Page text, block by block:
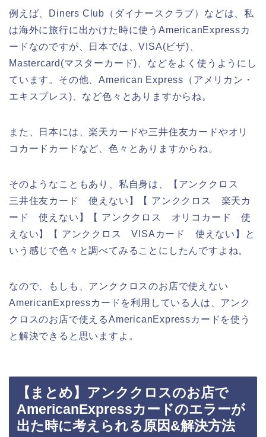
例えば、Diners Club（ダイナースクラブ）などは、私
は海外に旅行に出かけた時に使うAmericanExpressカ
ードなのですが、日本では、VISA(ビザ)、
Mastercard(マスターカード)、などをよく使うようにし
ています。その他、American Express（アメリカン・
エキスプレス)、など色々とありますからね。
また、日本には、楽天カードや三井住友カードやオリ
コカードカードなど、色々とありますからね。
そのようなこともあり、私自身は、【アンククロス
三井住友カード 使えない】【 アンククロス 楽天カ
ード 使えない】【 アンククロス オリコカード 使
えない】【 アンククロス VISAカード 使えない】と
いう感じで色々と調べてみることにしたんですよね。
なので、もしも、アンククロスのお店で使えない
AmericanExpressカードを利用している人は、アンク
クロスのお店で使えるAmericanExpressカードを使う
と解決できると思いますよ。
【まとめ】アンククロスのお店で
AmericanExpressカードのエラーが
出た時に考えられる原因&解決方法